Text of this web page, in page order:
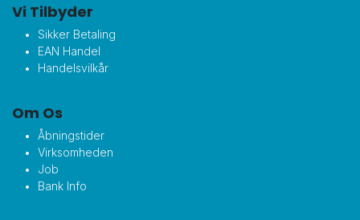
Vi Tilbyder
Sikker Betaling
EAN Handel
Handelsvilkår
Om Os
Åbningstider
Virksomheden
Job
Bank Info